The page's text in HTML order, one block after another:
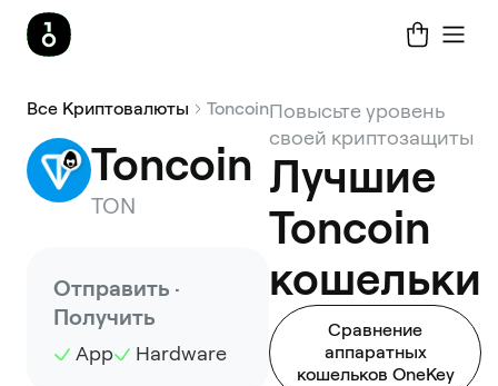
Все Криптовалюты Toncoin
Toncoin
TON
Отправить ·
Получить
App Hardware
Повысьте уровень
своей криптозащиты
Лучшие
Toncoin
кошельки
Сравнение
аппаратных
кошельков OneKey